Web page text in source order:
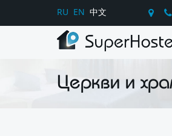
RU EN 中文
Церкви и